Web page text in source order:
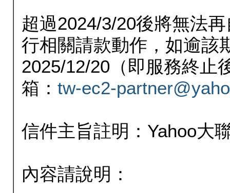
超過2024/3/20後將無法
行相關請款動作，如逾該
2025/12/20（即服務終止
箱： tw-ec2-
信件主旨註明：Yahoo大
內容請說明：